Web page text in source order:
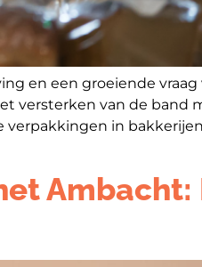
en een groeiende vraag
versterken van de band
in
Ambacht: